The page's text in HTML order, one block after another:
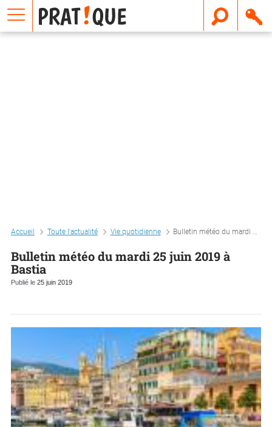
Accueil Toute l'actualité Vie quotidienne Bulletin météo du mardi 25 juin 2019 à bastia
Bulletin météo du mardi 25 juin 2019 à
Bastia
Publié le 25 juin 2019
E
m
a